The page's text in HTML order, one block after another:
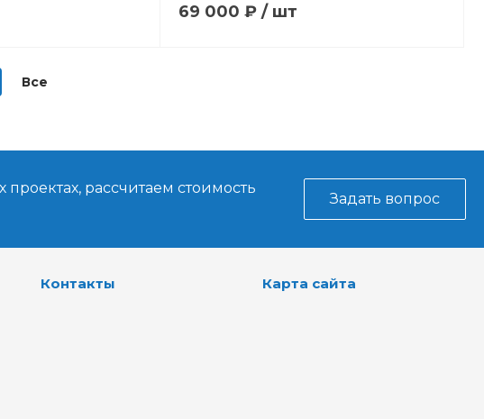
69 000 ₽/ шт
Все
рассчитаем стоимость
Задать вопрос
Контакты Карта сайта